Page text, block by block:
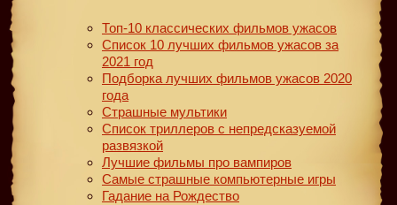
Топ-10 классических фильмов ужасов
Список 10 лучших фильмов ужасов за
2021 год
Подборка лучших фильмов ужасов 2020
года
Страшные мультики
Список триллеров с непредсказуемой
развязкой
Лучшие фильмы про вампиров
Самые страшные компьютерные игры
Гадание на Рождество